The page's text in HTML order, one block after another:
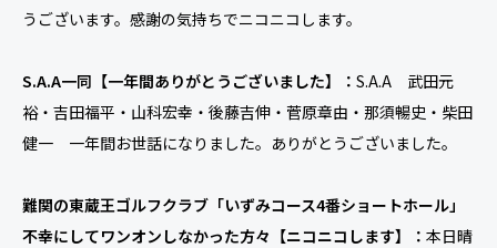
うございます。感謝の気持ちでニコニコします。
S.A.A一同【一年間ありがとうございました】： S.A.A 武田元
裕・吉田福平・山科宏幸・後藤吉伸・菅原章由・那須暢史・柴田
健一 一年間お世話になりました。ありがとうございました。
難関の東蔵王ゴルフクラブ「いずみコース4番ショートホール」
不幸にしてワンオンしなかった方々【ニコニコします】： 本日晴